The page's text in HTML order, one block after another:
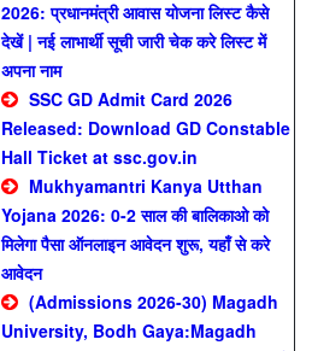
2026: प्रधानमंत्री आवास योजना लिस्ट कैसे
देखें | नई लाभार्थी सूची जारी चेक करे लिस्ट में
अपना नाम
SSC GD Admit Card 2026
Released: Download GD Constable
Hall Ticket at ssc.gov.in
Mukhyamantri Kanya Utthan
Yojana 2026: 0-2 साल की बालिकाओ को
मिलेगा पैसा ऑनलाइन आवेदन शुरू, यहाँ से करे
आवेदन
(Admissions 2026-30) Magadh
University, Bodh Gaya:Magadh